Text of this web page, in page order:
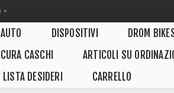
AUTO DISPOSITIVI
DROM
CURA CASCHI
ARTICOLI SU
LISTA DESIDERI CARRELLO